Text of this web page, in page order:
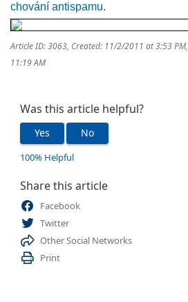
chování antispamu.
Article ID: 3063, Created: 11/2/2011 at 3:53 PM,
11:19 AM
Was this article helpful?
Yes No
100% Helpful
Share this article
Facebook
Twitter
Other Social Networks
Print